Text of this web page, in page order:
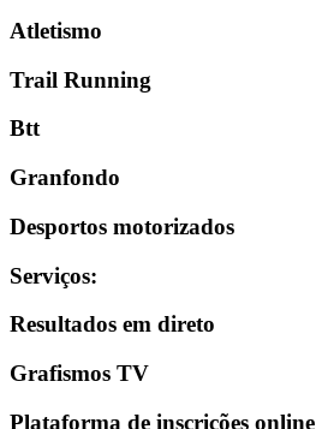
Atletismo
Trail Running
Btt
Granfondo
Desportos motorizados
Serviços:
Resultados em direto
Grafismos TV
Plataforma de inscrições online